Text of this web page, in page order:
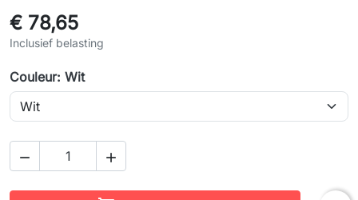
€ 78,65
Inclusief belasting
Couleur: Wit
 